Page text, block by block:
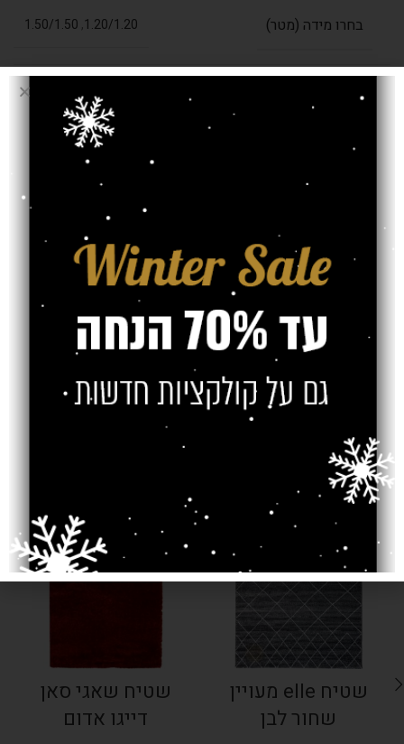
בחרו מידה (מטר) 1.20/1.20
,
1.50/1.50
עובי שטיח
צרו קשר
מוצרים קשורים
שטיח elle מעויין
שחור לבן
SOLD OUT
שטיח שאגי סאן
דייגו אדום